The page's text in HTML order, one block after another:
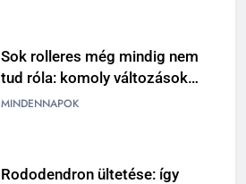
Sok rolleres még mindig nem
tud róla: komoly változások
jöhetnek a közlekedési
MINDENNAPOK
Rododendron ültetése: így